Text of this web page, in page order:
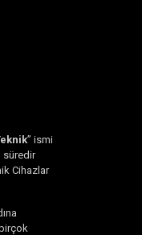
” ismi
süredir
Cihazlar